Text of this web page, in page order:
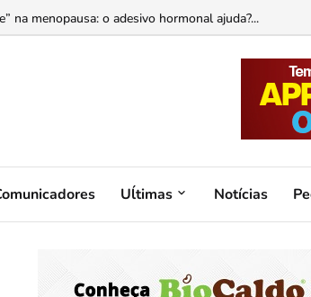
na menopausa: o adesivo hormonal ajuda?...
Uĺtimas Notícias